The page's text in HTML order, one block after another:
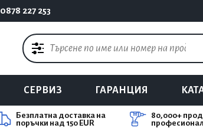
0878 227 253
СЕРВИЗ ГАРАНЦИЯ
Безплатна доставка на
поръчки над 150 EUR
80,000+